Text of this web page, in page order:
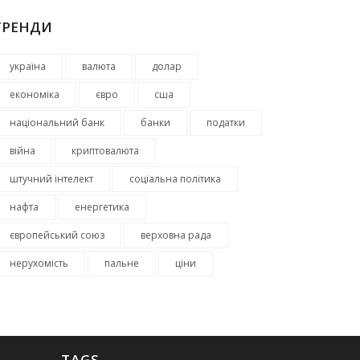
україна валюта долар
економіка євро сша
національний банк банки податки
війна криптовалюта
штучний інтелект соціальна політика
нафта енергетика
європейський союз верховна рада
нерухомість пальне ціни